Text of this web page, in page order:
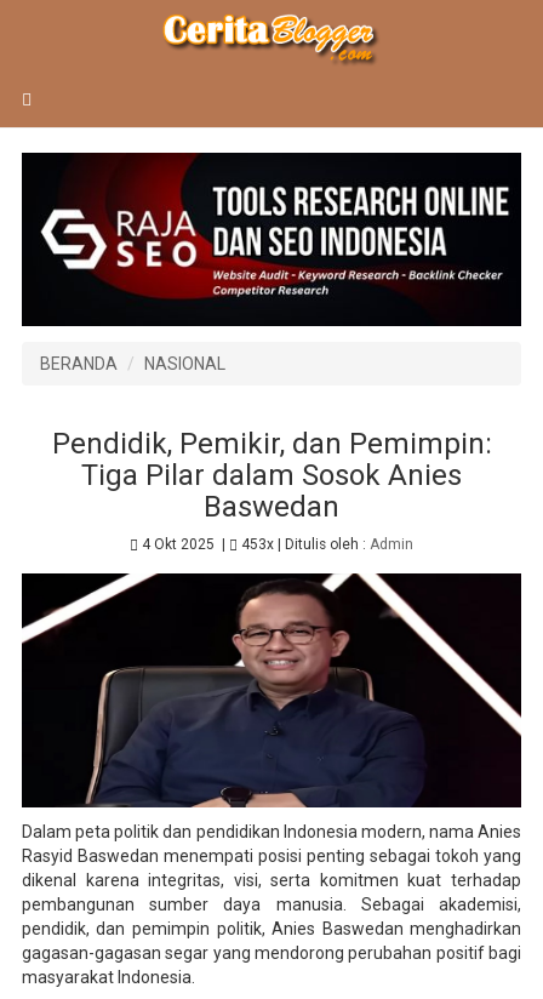
BERANDA NASIONAL
Pendidik, Pemikir, dan Pemimpin:
Tiga Pilar dalam Sosok Anies
Baswedan
4 Okt 2025 453x| Ditulis oleh : Admin
Dalam peta politik dan pendidikan Indonesia modern, nama Anies
Rasyid Baswedan menempati posisi penting sebagai tokoh yang
dikenal karena integritas, visi, serta komitmen kuat terhadap
pembangunan sumber daya manusia. Sebagai akademisi,
pendidik, dan pemimpin politik, Anies Baswedan menghadirkan
gagasan-gagasan segar yang mendorong perubahan positif bagi
masyarakat Indonesia.